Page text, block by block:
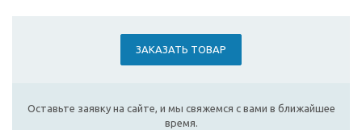
ЗАКАЗАТЬ ТОВАР
Оставьте заявку на сайте, и мы свяжемся с вами в ближайшее
время.